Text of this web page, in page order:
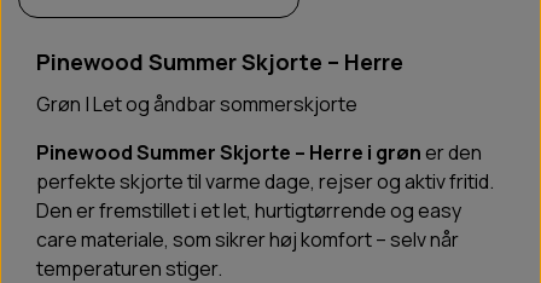
Pinewood Summer Skjorte – Herre
Grøn | Let og åndbar sommerskjorte
Pinewood Summer Skjorte – Herre i grøner den
perfekte skjorte til varme dage, rejser og aktiv fritid.
Den er fremstillet i et let, hurtigtørrende og easy
care materiale, som sikrer høj komfort – selv når
temperaturen stiger.